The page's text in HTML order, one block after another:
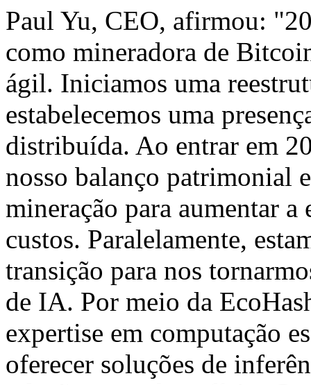
Paul Yu, CEO, afirmou:
como mineradora de
ágil. Iniciamos uma
estabelecemos uma
distribuída. Ao entrar em
nosso balanço patrimonial
mineração para aumentar
custos. Paralelamente,
transição para nos
de IA. Por meio da
expertise em computação
oferecer soluções de